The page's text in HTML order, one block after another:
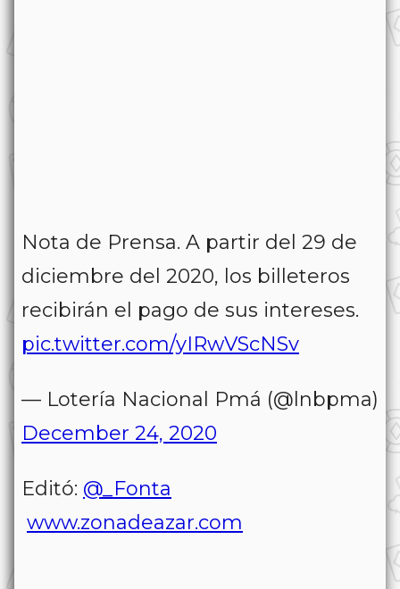
Nota de Prensa. A partir del 29 de
diciembre del 2020, los billeteros
recibirán el pago de sus intereses.
pic.twitter.com/yIRwVScNSv
— Lotería Nacional Pmá (@lnbpma)
December 24, 2020
Editó: @_Fonta
www.zonadeazar.com